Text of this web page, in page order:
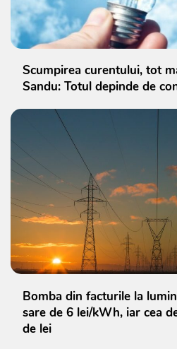
Scumpirea curentului, tot
Sandu: Totul depinde de
Bomba din facturile la
sare de 6 lei/kWh, iar cea
de lei